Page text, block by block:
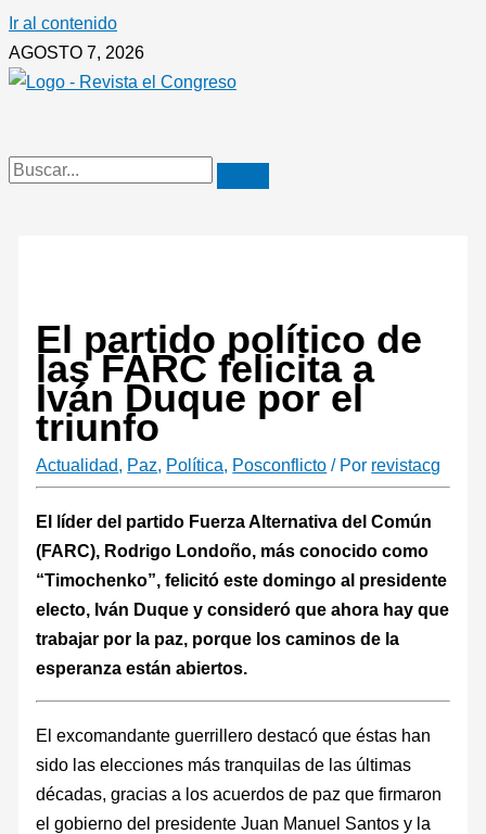
Ir al contenido
AGOSTO 7, 2026
El partido político de
las FARC felicita a
Iván Duque por el
triunfo
Actualidad, Paz, Política, Posconflicto / Por revistacg
El líder del partido Fuerza Alternativa del Común
(FARC), Rodrigo Londoño, más conocido como
“Timochenko”, felicitó este domingo al presidente
electo, Iván Duque y consideró que ahora hay que
trabajar por la paz, porque los caminos de la
esperanza están abiertos.
El excomandante guerrillero destacó que éstas han
sido las elecciones más tranquilas de las últimas
décadas, gracias a los acuerdos de paz que firmaron
el gobierno del presidente Juan Manuel Santos y la